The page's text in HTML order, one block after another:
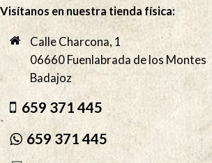
Visítanos en nuestra tienda física:
Calle Charcona, 1
06660 Fuenlabrada de los Montes
Badajoz
659 371 445
659 371 445